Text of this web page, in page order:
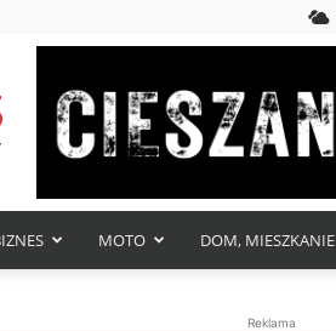
MOTO DOM, MIESZKANIE
Reklama